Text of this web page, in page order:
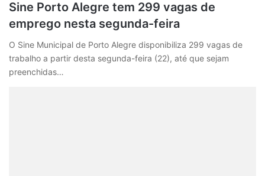
Sine Porto Alegre tem 299 vagas de
emprego nesta segunda-feira
O Sine Municipal de Porto Alegre disponibiliza 299 vagas de
trabalho a partir desta segunda-feira (22), até que sejam
preenchidas…